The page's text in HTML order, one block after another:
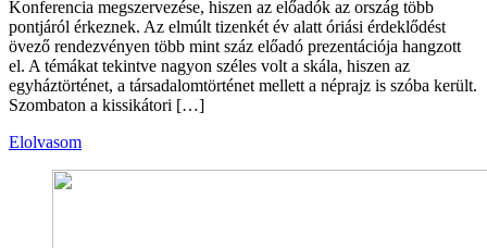
Konferencia megszervezése, hiszen az előadók az ország több
pontjáról érkeznek. Az elmúlt tizenkét év alatt óriási érdeklődést
övező rendezvényen több mint száz előadó prezentációja hangzott
el. A témákat tekintve nagyon széles volt a skála, hiszen az
egyháztörténet, a társadalomtörténet mellett a néprajz is szóba került.
Szombaton a kissikátori […]
Elolvasom